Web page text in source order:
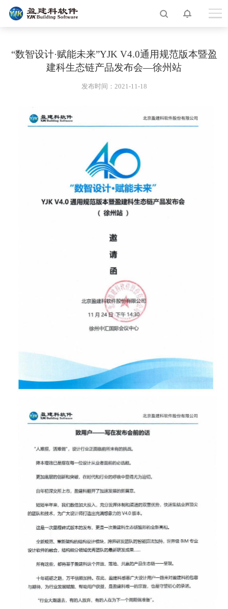
“数智设计·赋能未来”YJK V4.0通用规范版本暨盈
建科生态链产品发布会—徐州站
发布时间：2021-11-18